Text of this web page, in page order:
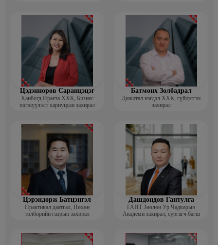
Цэдэнноров Саранцэцэг
Ханбогд Ираета ХХК, Бизнес
хөгжүүлэлт хариуцсан захирал
Батмөнх Золбадрал
Дижитал нэгдэл ХХК, гүйцэтгэх
захирал
Цэрэндорж Батцэнгэл
Практикал даатгал, Нөхөн
төлбөрийн газрын захирал
Дашдондов Гантулга
ГАНТ Зөөлөн Ур Чадварын
Академи захирал, сургагч багш